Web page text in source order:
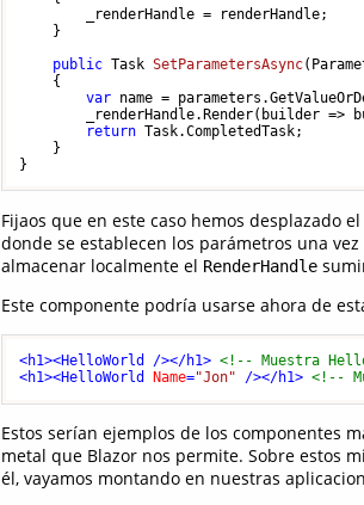
        _renderHandle = renderHandle;
    }
public Task SetParametersAsync(
    {
var name =
_renderHandle.Render(builder =>
return Task.CompletedTask;
    }
Fijaos que en este caso hemos desplazado
donde se establecen los parámetros una
almacenar localmente el RenderHandle
Este componente podría usarse ahora de
<h1><HelloWorld /></h1> <!-- Muestra
<h1><HelloWorld Name="Jon" /></h1> <!--
Estos serían ejemplos de los componentes
metal que Blazor nos permite. Sobre estos
él, vayamos montando en nuestras